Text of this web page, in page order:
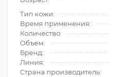
Тип кожи:
Время применения:
Количество:
Объем:
Бренд:
Линия:
Страна производитель: